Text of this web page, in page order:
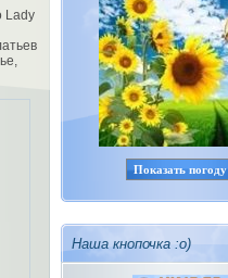
Lady
Показать погоду
Наша кнопочка :о)